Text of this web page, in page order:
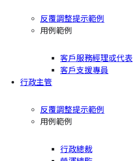
反覆調整提示範例
用例範例
客戶服務經理或代表
客戶支援專員
行政主管
反覆調整提示範例
用例範例
行政總裁